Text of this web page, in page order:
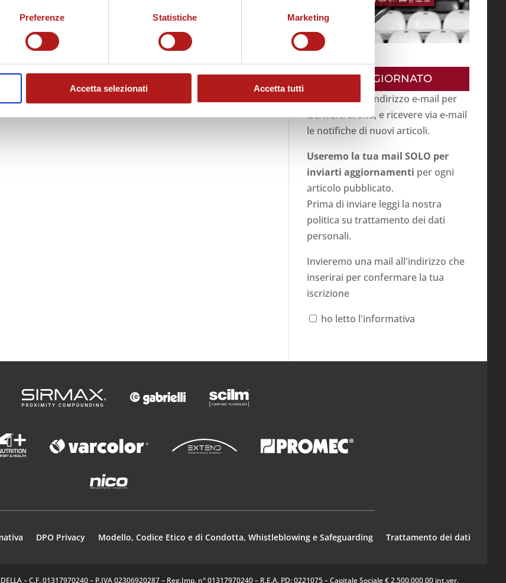
Preferenze Statistiche Marketing
Accetta selezionati Accetta tutti
RESTA AGGIORNATO
Inserisci il tuo indirizzo e-mail per
iscriverti al sito, e ricevere via e-mail
le notifiche di nuovi articoli.
Useremo la tua mail SOLO per
inviarti aggiornamenti per ogni
articolo pubblicato.
Prima di inviare leggi la nostra
politica su trattamento dei dati
personali.
Invieremo una mail all'indirizzo che
inserirai per confermare la tua
iscrizione
ho letto l'informativa
DPO Privacy Modello, Codice Etico e di Condotta, Whistleblowing e Safeguarding Trattamento dei dati
– C.F. 01317970240 – P.IVA 02306920287 – Reg.Imp. n° 01317970240 – R.E.A. PD: 0221075 – Capitale Sociale € 2.500.000,00 int.ver.